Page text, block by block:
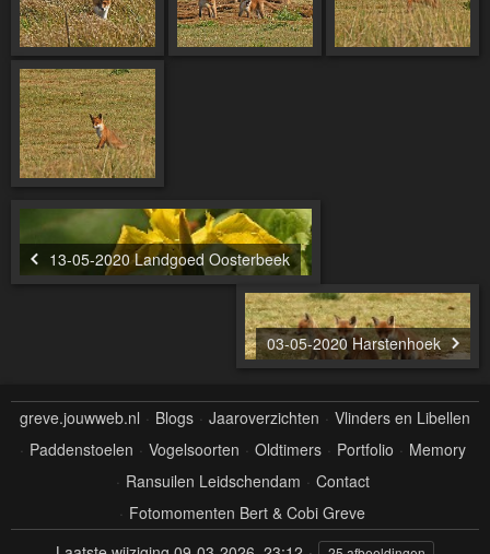
13-05-2020 Landgoed Oosterbeek
03-05-2020 Harstenhoek
greve.jouwweb.nl Blogs Jaaroverzichten
Vlinders en Libellen
Paddenstoelen
Vogelsoorten Oldtimers Portfolio
Memory
Ransuilen Leidschendam
Contact
Fotomomenten Bert & Cobi Greve